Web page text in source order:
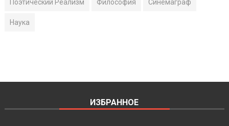
Поэтический Реализм Философия Синемаграф
Наука
ИЗБРАННОЕ